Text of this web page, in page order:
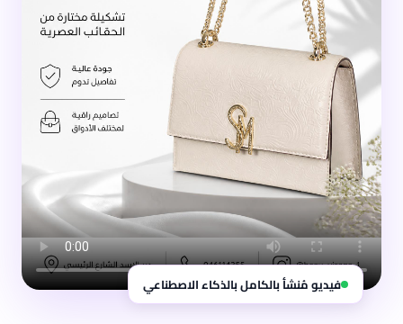
فيديو مُنشأ بالكامل بالذكاء الاصطناعي